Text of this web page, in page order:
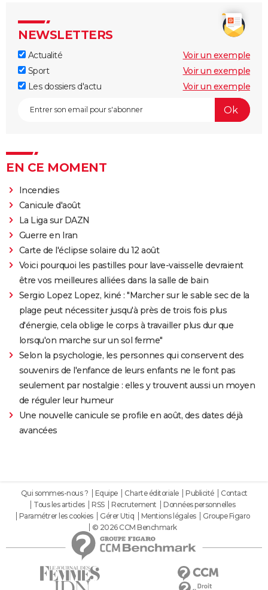
NEWSLETTERS
Actualité
Voir un exemple
Sport
Voir un exemple
Les dossiers d'actu
Voir un exemple
EN CE MOMENT
Incendies
Canicule d'août
La Liga sur DAZN
Guerre en Iran
Carte de l'éclipse solaire du 12 août
Voici pourquoi les pastilles pour lave-vaisselle devraient
être vos meilleures alliées dans la salle de bain
Sergio Lopez Lopez, kiné : "Marcher sur le sable sec de la
plage peut nécessiter jusqu'à près de trois fois plus
d'énergie, cela oblige le corps à travailler plus dur que
lorsqu'on marche sur un sol ferme"
Selon la psychologie, les personnes qui conservent des
souvenirs de l'enfance de leurs enfants ne le font pas
seulement par nostalgie : elles y trouvent aussi un moyen
de réguler leur humeur
Une nouvelle canicule se profile en août, des dates déjà
avancées
Qui sommes-nous ? Equipe Charte éditoriale Publicité
Contact
Tous les articles
RSS Recrutement
Données personnelles
Paramétrer les cookies
Gérer Utiq Mentions légales
Groupe Figaro
© 2026 CCM Benchmark